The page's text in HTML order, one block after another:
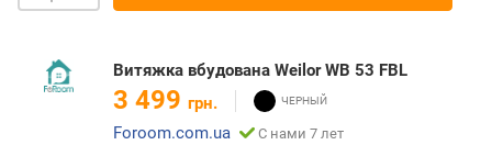
Витяжка вбудована Weilor WB 53 FBL
3 499 грн.
Foroom.com.ua
С нами 7 лет